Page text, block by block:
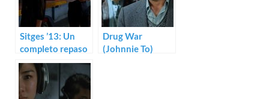
Sitges ’13: Un
completo repaso
a los primeros
títulos
Drug War
(Johnnie To)